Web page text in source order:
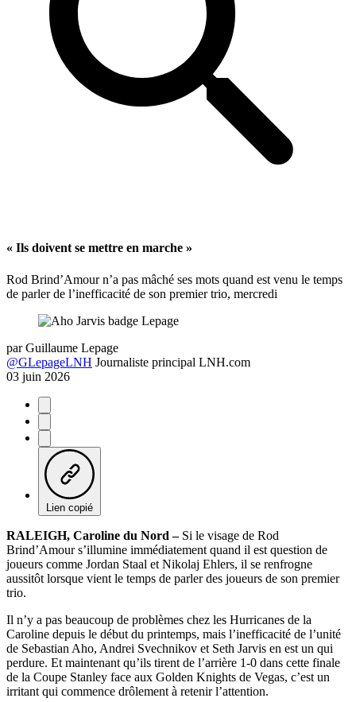
« Ils doivent se mettre en marche »
Rod Brind’Amour n’a pas mâché ses mots quand est venu le temps
de parler de l’inefficacité de son premier trio, mercredi
par Guillaume Lepage
@GLepageLNH Journaliste principal LNH.com
03 juin 2026
Lien copié
RALEIGH, Caroline du Nord –Si le visage de Rod
Brind’Amour s’illumine immédiatement quand il est question de
joueurs comme Jordan Staal et Nikolaj Ehlers, il se renfrogne
aussitôt lorsque vient le temps de parler des joueurs de son premier
trio.
Il n’y a pas beaucoup de problèmes chez les Hurricanes de la
Caroline depuis le début du printemps, mais l’inefficacité de l’unité
de Sebastian Aho, Andrei Svechnikov et Seth Jarvis en est un qui
perdure. Et maintenant qu’ils tirent de l’arrière 1-0 dans cette finale
de la Coupe Stanley face aux Golden Knights de Vegas, c’est un
irritant qui commence drôlement à retenir l’attention.